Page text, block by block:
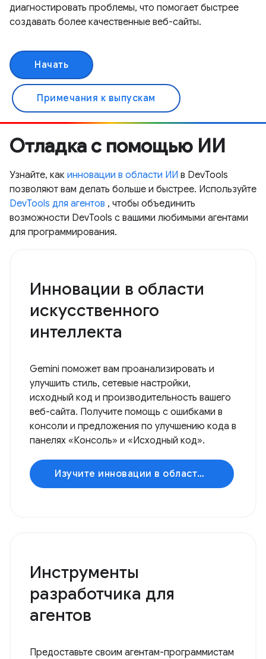
диагностировать проблемы, что помогает быстрее
создавать более качественные веб-сайты.
Начать
Примечания к выпускам
Отладка с помощью ИИ
Узнайте, как инновации в области ИИ в DevTools
позволяют вам делать больше и быстрее. Используйте
DevTools для агентов , чтобы объединить
возможности DevTools с вашими любимыми агентами
для программирования.
Инновации в области
искусственного
интеллекта
Gemini поможет вам проанализировать и
улучшить стиль, сетевые настройки,
исходный код и производительность вашего
веб-сайта. Получите помощь с ошибками в
консоли и предложения по улучшению кода в
панелях «Консоль» и «Исходный код».
Изучите инновации в области искусственного интеллекта.
Инструменты
разработчика для
агентов
Предоставьте своим агентам-программистам